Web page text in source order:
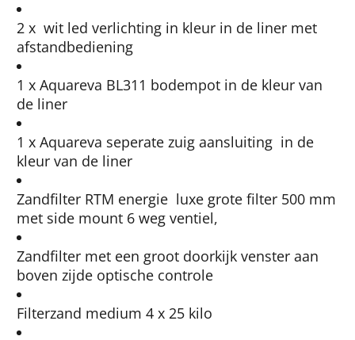
2 x wit led verlichting in kleur in de liner met
afstandbediening
1 x Aquareva BL311 bodempot in de kleur van
de liner
1 x Aquareva seperate zuig aansluiting in de
kleur van de liner
Zandfilter RTM energie luxe grote filter 500 mm
met side mount 6 weg ventiel,
Zandfilter met een groot doorkijk venster aan
boven zijde optische controle
Filterzand medium 4 x 25 kilo